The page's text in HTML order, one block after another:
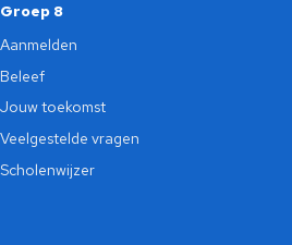
Groep 8
Aanmelden
Beleef
Jouw toekomst
Veelgestelde vragen
Scholenwijzer